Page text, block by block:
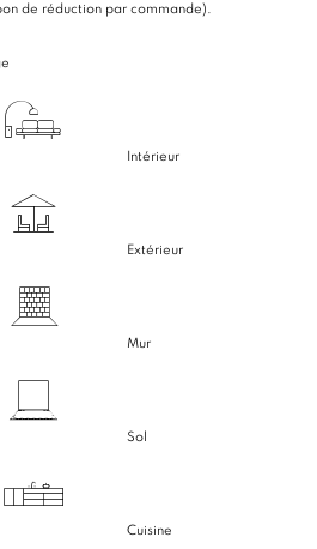
de réduction par commande).
Intérieur
Extérieur
Mur
Sol
Cuisine